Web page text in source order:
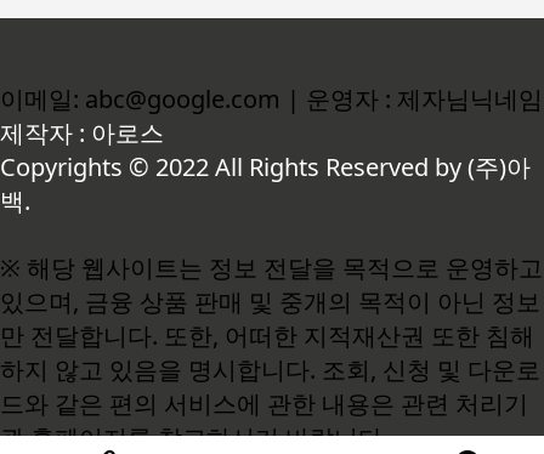
이메일: abc@google.com | 운영자 : 제자님닉네임
제작자 : 아로스
Copyrights © 2022 All Rights Reserved by (주)아
백.
※ 해당 웹사이트는 정보 전달을 목적으로 운영하고
있으며, 금융 상품 판매 및 중개의 목적이 아닌 정보
만 전달합니다. 또한, 어떠한 지적재산권 또한 침해
하지 않고 있음을 명시합니다. 조회, 신청 및 다운로
드와 같은 편의 서비스에 관한 내용은 관련 처리기
관 홈페이지를 참고하시기 바랍니다.